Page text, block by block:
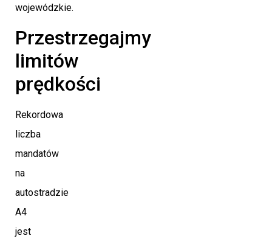
wojewódzkie.
Przestrzegajmy
limitów
prędkości
Rekordowa
liczba
mandatów
na
autostradzie
A4
jest